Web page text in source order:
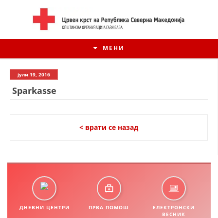
МЕНИ
ИСТОРИЈАТ НА ЦКРСМ
ИСТОРИЈАТ НА ДВИЖЕЊЕТО
јули 19, 2016
Sparkasse
< врати се назад
ДНЕВНИ ЦЕНТРИ ПРВА ПОМОШ
ЕЛЕКТРОНСКИ
ВЕСНИК